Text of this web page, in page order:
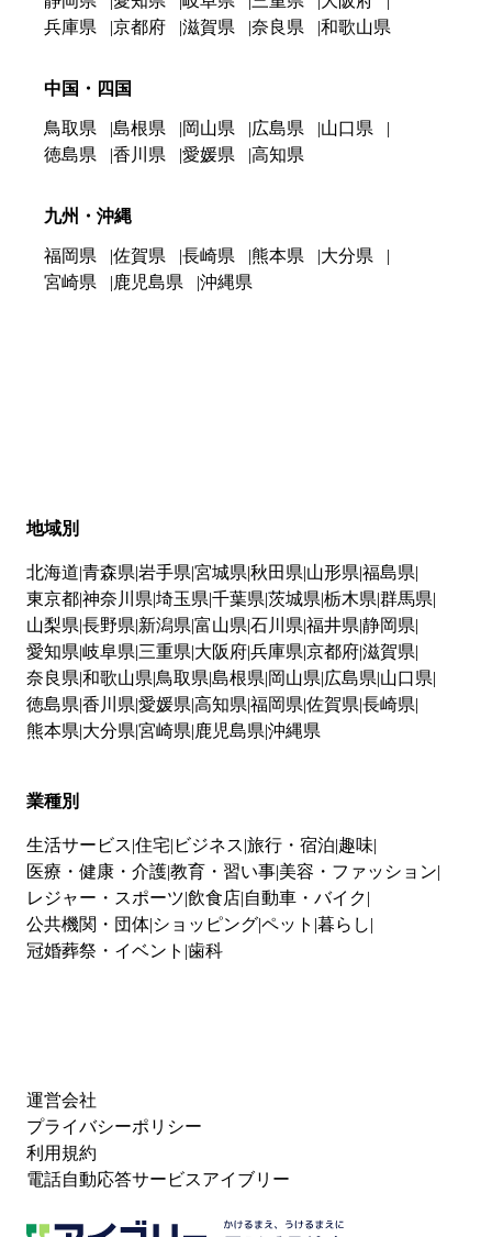
兵庫県
京都府 滋賀県 奈良県 和歌山県
中国・四国
鳥取県 島根県 岡山県 広島県
山口県
徳島県
香川県 愛媛県 高知県
九州・沖縄
福岡県 佐賀県 長崎県 熊本県
大分県
宮崎県
鹿児島県 沖縄県
地域別
北海道 青森県 岩手県 宮城県 秋田県 山形県 福島県
東京都神奈川県 埼玉県 千葉県 茨城県 栃木県 群馬県
山梨県 長野県 新潟県 富山県 石川県 福井県 静岡県
愛知県 岐阜県 三重県 大阪府兵庫県 京都府滋賀県
奈良県 和歌山県 鳥取県 島根県 岡山県 広島県 山口県
徳島県 香川県 愛媛県 高知県 福岡県 佐賀県 長崎県
熊本県 大分県 宮崎県 鹿児島県 沖縄県
業種別
生活サービス 住宅 ビジネス 旅行・宿泊 趣味
医療・健康・介護教育・習い事 美容・ファッション
レジャー・スポーツ 飲食店 自動車・バイク
公共機関・団体 ショッピングペット 暮らし
冠婚葬祭・イベント 歯科
運営会社
プライバシーポリシー
利用規約
電話自動応答サービスアイブリー